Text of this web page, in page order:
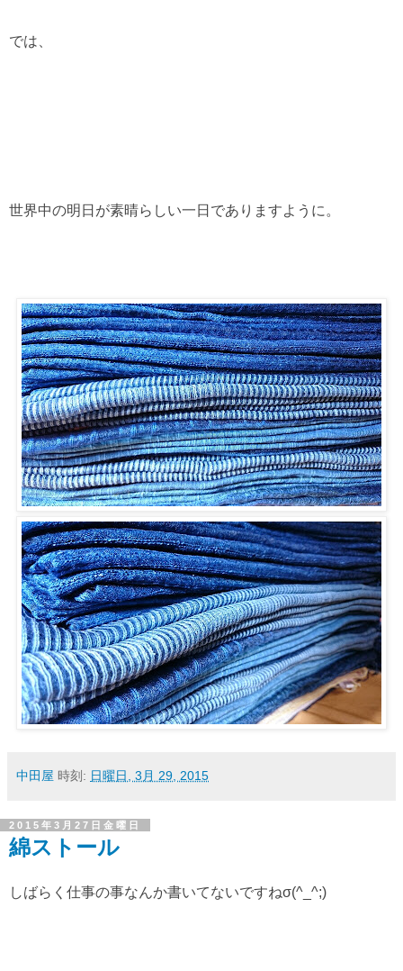
では、
世界中の明日が素晴らしい一日でありますように。
中田屋 時刻: 日曜日, 3月 29, 2015
2015年3月27日金曜日
綿ストール
しばらく仕事の事なんか書いてないですねσ(^_^;)